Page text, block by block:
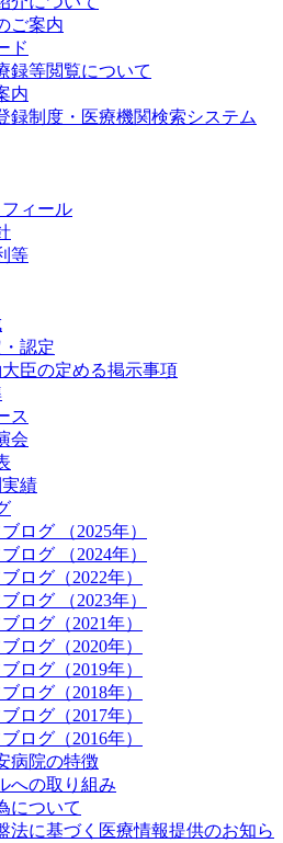
ご案内
ド
録等閲覧について
内
録制度・医療機関検索システム
ィール
等
認定
臣の定める掲示事項
ス
会
績
ログ （2025年）
ログ （2024年）
ログ（2022年）
ログ （2023年）
ログ（2021年）
ログ（2020年）
ログ（2019年）
ログ（2018年）
ログ（2017年）
ログ（2016年）
病院の特徴
への取り組み
について
法に基づく医療情報提供のお知ら